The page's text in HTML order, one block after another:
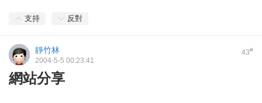
支持 反對
43#
靜竹林
2004-5-5 00:23:41
網站分享